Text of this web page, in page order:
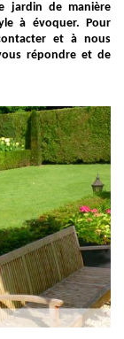
jardin de manière
à évoquer. Pour
et à nous
répondre et de